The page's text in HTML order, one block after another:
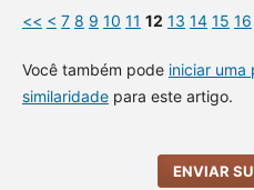
<< < 7 8 9 10 11 12 13 14 15 16
Você também pode iniciar uma
similaridadepara este artigo.
ENVIAR